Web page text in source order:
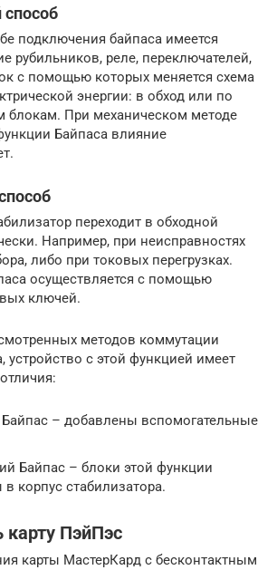
подключения байпаса имеется
рубильников, реле, переключателей,
с помощью которых меняется схема
энергии: в обход или по
блокам. При механическом методе
Байпаса влияние
переходит в обходной
Например, при неисправностях
либо при токовых перегрузках.
осуществляется с помощью
ключей.
методов коммутации
устройство с этой функцией имеет
– добавлены вспомогательные
Байпас – блоки этой функции
корпус стабилизатора.
карту ПэйПэс
карты МастерКард с бесконтактным